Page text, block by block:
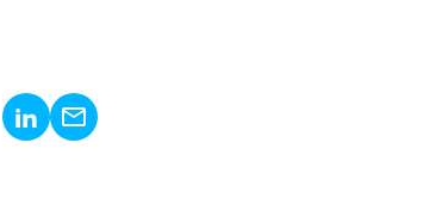
Share via LinkedIn
Share via E-Mail